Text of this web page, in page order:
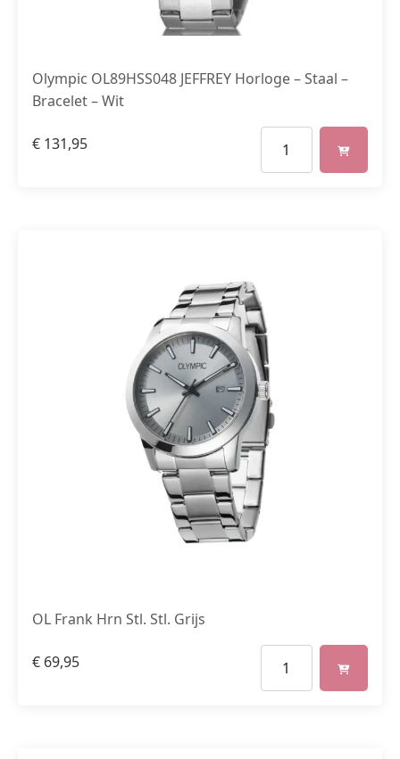
Olympic OL89HSS048 JEFFREY Horloge – Staal –
Bracelet – Wit
€ 131,95
OL Frank Hrn Stl. Stl. Grijs
€ 69,95